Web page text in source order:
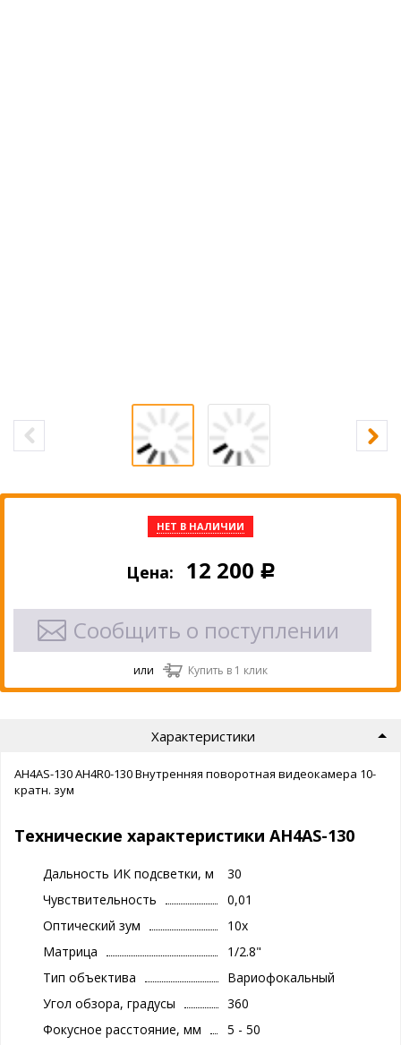
НЕТ В НАЛИЧИИ
Цена: 12 200 Р
Сообщить о поступлении
или Купить в 1 клик
Характеристики
AH4AS-130 AH4R0-130 Внутренняя поворотная видеокамера 10-
кратн. зум
Технические характеристики AH4AS-130
Дальность ИК подсветки, м
30
Чувствительность
0,01
Оптический зум
10x
Матрица
1/2.8"
Тип объектива
Вариофокальный
Угол обзора, градусы
360
Фокусное расстояние, мм
5 - 50